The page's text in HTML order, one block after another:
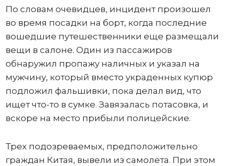
По словам очевидцев, инцидент произошел
во время посадки на борт, когда последние
вошедшие путешественники еще размещали
вещи в салоне. Один из пассажиров
обнаружил пропажу наличных и указал на
мужчину, который вместо украденных купюр
подложил фальшивки, пока делал вид, что
ищет что-то в сумке. Завязалась потасовка, и
вскоре на место прибыли полицейские.
Трех подозреваемых, предположительно
граждан Китая, вывели из самолета. При этом